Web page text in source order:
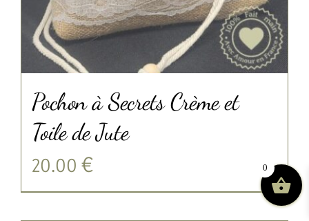
Pochon à Secrets Crème et
Toile de Jute
20.00 € 0